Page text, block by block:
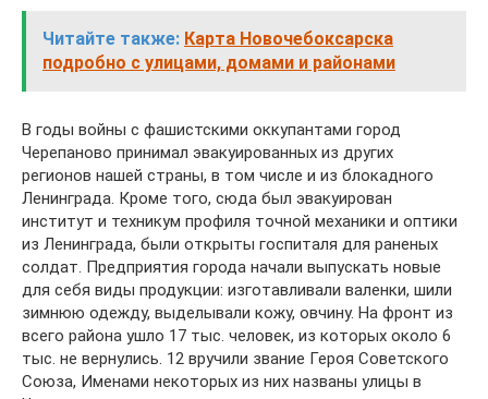
Читайте также: Карта Новочебоксарска
подробно с улицами, домами и районами
В годы войны с фашистскими оккупантами город
Черепаново принимал эвакуированных из других
регионов нашей страны, в том числе и из блокадного
Ленинграда. Кроме того, сюда был эвакуирован
институт и техникум профиля точной механики и оптики
из Ленинграда, были открыты госпиталя для раненых
солдат. Предприятия города начали выпускать новые
для себя виды продукции: изготавливали валенки, шили
зимнюю одежду, выделывали кожу, овчину. На фронт из
всего района ушло 17 тыс. человек, из которых около 6
тыс. не вернулись. 12 вручили звание Героя Советского
Союза, Именами некоторых из них названы улицы в